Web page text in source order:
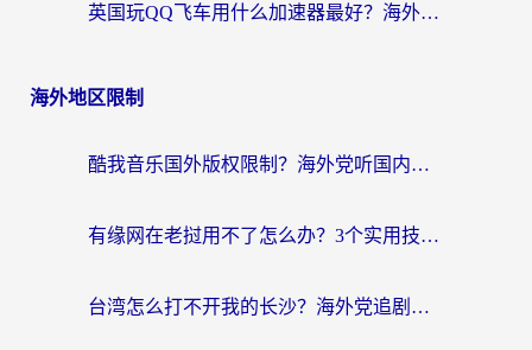
英国玩QQ飞车用什么加速器最好？海外党亲测，告别漂移卡顿的终极选择
海外地区限制
酷我音乐国外版权限制？海外党听国内歌、玩游戏、看剧的一站式解决方案
有缘网在老挝用不了怎么办？3个实用技巧解决海外访问国内服务难题
台湾怎么打不开我的长沙？海外党追剧看片、用环球时报不卡的实用指南